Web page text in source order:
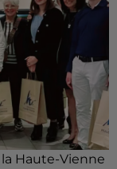
Haute-Vienne